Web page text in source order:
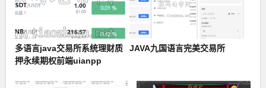
多语言java交易所系统理财质
押永续期权前端uianpp
JAVA九国语言完美交易所